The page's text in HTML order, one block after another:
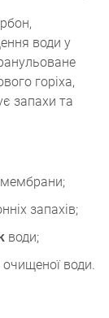
води у
горіха,
запахи та
мембрани;
запахів;
води;
води.